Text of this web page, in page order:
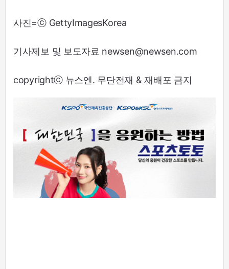
사진=ⓒ GettyImagesKorea
기사제보 및 보도자료 newsen@newsen.com
copyrightⓒ 뉴스엔. 무단전재 & 재배포 금지